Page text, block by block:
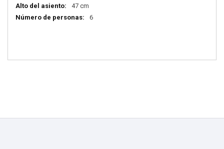
47 cm
6